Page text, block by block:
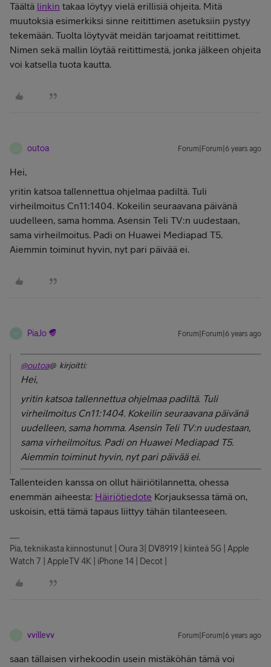
Täältä linkin takaa löytyy vielä erillisiä ohjeita. Mitä
muutoksia esimerkiksi sinne reitittimen asetuksiin pystyy
tekemään. Tuolta löytyvät meidän tarjoamat reitittimet.
Nimen sekä mallin löytää reitittimestä, jonka jälkeen ohjeita
voi katsella tuota kautta.
outoa Forum|Forum|6 years ago
Hei,
yritin katsoa tallennettua ohjelmaa padiltä. Tuli
virheilmoitus Cn11:1404. Kokeilin seuraavana päivänä
uudelleen, sama homma. Asensin Teli TV:n uudestaan,
sama virheilmoitus. Padi on Huawei Mediapad T5.
Aiemmin toiminut hyvin, nyt pari päivää ei.
PiaJo Forum|Forum|6 years ago
@outoa@ kirjoitti:
Hei,
yritin katsoa tallennettua ohjelmaa padiltä. Tuli
virheilmoitus Cn11:1404. Kokeilin seuraavana päivänä
uudelleen, sama homma. Asensin Teli TV:n uudestaan,
sama virheilmoitus. Padi on Huawei Mediapad T5.
Aiemmin toiminut hyvin, nyt pari päivää ei.
Tallenteiden kanssa on ollut häiriötilannetta, ohessa
enemmän aiheesta: Häiriötiedote Korjauksessa tämä on,
uskoisin, että tämä tapaus liittyy tähän tilanteeseen.
Pia, tekniikasta kiinnostunut | Oura 3| DV8919 | kiinteä 5G | Apple
Watch 7 | AppleTV 4K | iPhone 14 | Decot |
vvillevv Forum|Forum|6 years ago
saan tällaisen virhekoodin usein mistäköhän tämä voi